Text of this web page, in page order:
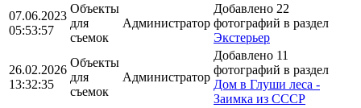
07.06.2023
05:53:57
Объекты
для
съемок
Администратор
Добавлено 22
фотографий в раздел
Экстерьер
26.02.2026
13:32:35
Объекты
для
съемок
Администратор
Добавлено 11
фотографий в раздел
Дом в Глуши леса -
Заимка из СССР